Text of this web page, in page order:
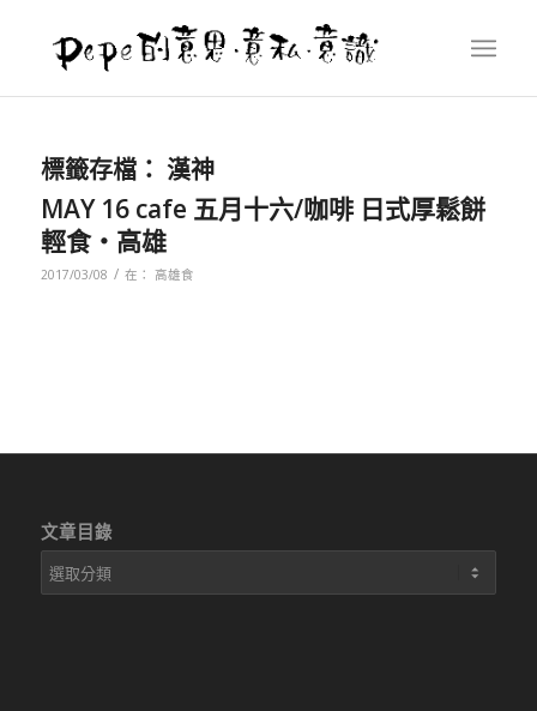
標籤存檔： 漢神
MAY 16 cafe 五月十六/咖啡 日式厚鬆餅
輕食‧高雄
2017/03/08 / 在： 高雄食
文章目錄
文
章